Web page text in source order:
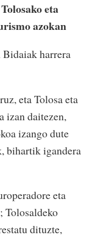
eta
azokan
Bidaiak harrera
eta Tolosa eta
izan daitezen,
izango dute
bihartik igandera
eta
Tolosaldeko
dituzte,